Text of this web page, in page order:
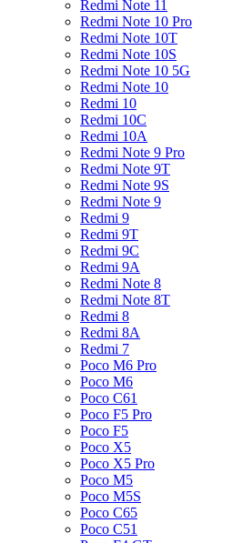
Redmi Note 11
Redmi Note 10 Pro
Redmi Note 10T
Redmi Note 10S
Redmi Note 10 5G
Redmi Note 10
Redmi 10
Redmi 10C
Redmi 10A
Redmi Note 9 Pro
Redmi Note 9T
Redmi Note 9S
Redmi Note 9
Redmi 9
Redmi 9T
Redmi 9C
Redmi 9A
Redmi Note 8
Redmi Note 8T
Redmi 8
Redmi 8A
Redmi 7
Poco M6 Pro
Poco M6
Poco C61
Poco F5 Pro
Poco F5
Poco X5
Poco X5 Pro
Poco M5
Poco M5S
Poco C65
Poco C51